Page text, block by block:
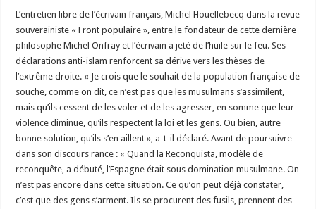
L’entretien libre de l’écrivain français, Michel Houellebecq dans la revue
souverainiste « Front populaire », entre le fondateur de cette dernière
philosophe Michel Onfray et l’écrivain a jeté de l’huile sur le feu. Ses
déclarations anti-islam renforcent sa dérive vers les thèses de
l’extrême droite. « Je crois que le souhait de la population française de
souche, comme on dit, ce n’est pas que les musulmans s’assimilent,
mais qu’ils cessent de les voler et de les agresser, en somme que leur
violence diminue, qu’ils respectent la loi et les gens. Ou bien, autre
bonne solution, qu’ils s’en aillent », a-t-il déclaré. Avant de poursuivre
dans son discours rance : « Quand la Reconquista, modèle de
reconquête, a débuté, l’Espagne était sous domination musulmane. On
n’est pas encore dans cette situation. Ce qu’on peut déjà constater,
c’est que des gens s’arment. Ils se procurent des fusils, prennent des